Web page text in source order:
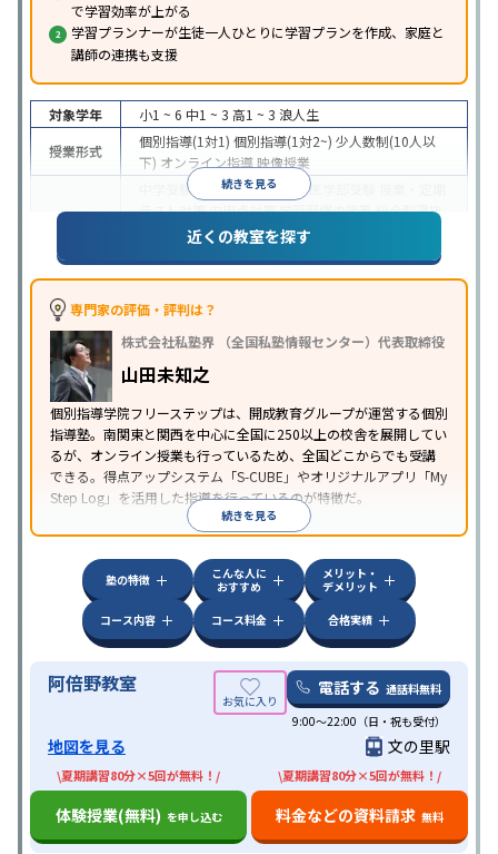
で学習効率が上がる
学習プランナーが生徒一人ひとりに学習プランを作成、家庭と
講師の連携も支援
続きを見る
対象学年 小1 ~ 6 中1 ~ 3 高1 ~ 3 浪人生
授業形式
個別指導(1対1) 個別指導(1対2~) 少人数制(10人以
下) オンライン指導 映像授業
中学受験 高校受験大学受験 医学部受験
テスト対策内申点対策学習習慣の定着総合型選抜
(旧AO)対策 推薦入試対策学校別特化対策
特徴
中高一貫校生に対応
保証制度あり
授業の振替可能学習にPC・タブレッ
トを利用 オンライン対応
講習のみの受講可
近くの教室を探す
専門家の評価・評判は？
株式会社私塾界 （全国私塾情報センター）代表取締役
山田未知之
個別指導学院フリーステップは、開成教育グループが運営する個別
指導塾。南関東と関西を中心に全国に250以上の校舎を展開してい
るが、オンライン授業も行っているため、全国どこからでも受講
できる。得点アップシステム「S-CUBE」やオリジナルアプリ「My
Step Log」を活用した指導を行っているのが特徴だ。
続きを見る
塾の特徴
こんな人に
おすすめ
メリット・
デメリット
コース内容
コース料金 合格実績
阿倍野教室 電話する 通話料無料
9:00～22:00（日・祝も受付）
地図を見る 文の里駅
\夏期講習80分×5回が無料！/
体験授業(無料) を申し込む
\夏期講習80分×5回が無料！/
料金などの資料請求 無料